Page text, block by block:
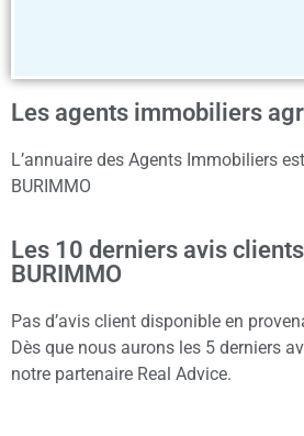
Les agents immobiliers
L’annuaire des Agents Immobiliers
BURIMMO
Les 10 derniers avis
BURIMMO
Pas d’avis client disponible en
Dès que nous aurons les 5 derniers
notre partenaire Real Advice.